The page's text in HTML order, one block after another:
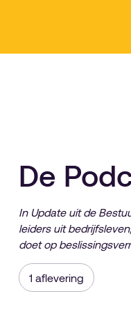
De
In Update uit de
leiders uit
doet op
1 aflevering